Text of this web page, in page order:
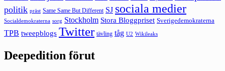
politik präst Same Same But Different SJ sociala medier
Socialdemokraterna sorg Stockholm Stora Bloggpriset Sverigedemokraterna
TPB tweepblogs Twitter tävling tåg U2 Wikileaks
Deepedition förut